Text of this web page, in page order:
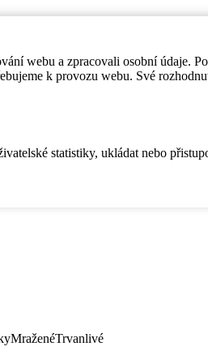
webu a zpracovali osobní údaje.
k provozu webu. Své
statistiky, ukládat nebo
MraženéTrvanlivé